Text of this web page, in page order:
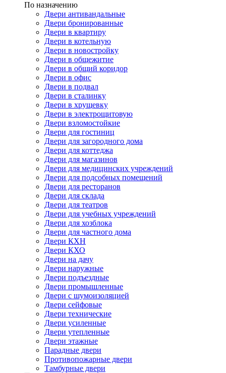
По назначению
Двери антивандальные
Двери бронированные
Двери в квартиру
Двери в котельную
Двери в новостройку
Двери в общежитие
Двери в общий коридор
Двери в офис
Двери в подвал
Двери в сталинку
Двери в хрущевку
Двери в электрощитовую
Двери взломостойкие
Двери для гостиниц
Двери для загородного дома
Двери для коттеджа
Двери для магазинов
Двери для медицинских учреждений
Двери для подсобных помещений
Двери для ресторанов
Двери для склада
Двери для театров
Двери для учебных учреждений
Двери для хозблока
Двери для частного дома
Двери КХН
Двери КХО
Двери на дачу
Двери наружные
Двери подъездные
Двери промышленные
Двери с шумоизоляцией
Двери сейфовые
Двери технические
Двери усиленные
Двери утепленные
Двери этажные
Парадные двери
Противопожарные двери
Тамбурные двери